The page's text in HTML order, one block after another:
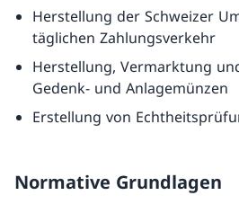
Herstellung der Schweizer
täglichen Zahlungsverkehr
Herstellung, Vermarktung
Gedenk- und Anlagemünzen
Erstellung von
Normative Grundlagen